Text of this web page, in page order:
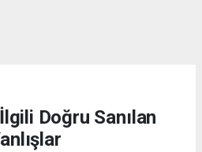
İlgili Doğru Sanılan